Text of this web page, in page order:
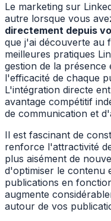
Le marketing sur
autre lorsque vous
directement depuis
que j'ai découverte au
meilleures pratiques
gestion de la présence
l'efficacité de chaque
L'intégration directe
avantage compétitif
de communication et
Il est fascinant de
renforce l'attractivité
plus aisément de
d'optimiser le contenu
publications en
augmente
autour de vos